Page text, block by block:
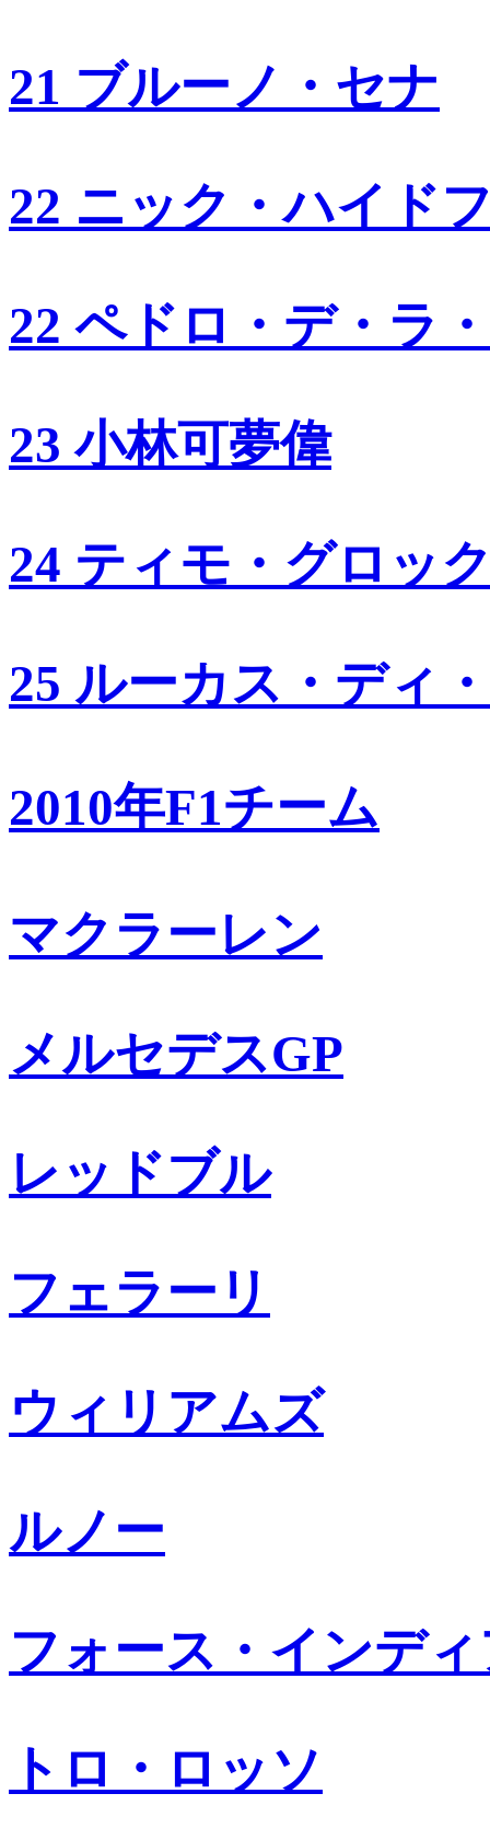
21 ブルーノ・セナ
22 ニック・ハイド
22 ペドロ・デ・ラ
23 小林可夢偉
24 ティモ・グロッ
25 ルーカス・ディ
2010年F1チーム
マクラーレン
メルセデスGP
レッドブル
フェラーリ
ウィリアムズ
ルノー
フォース・インデ
トロ・ロッソ